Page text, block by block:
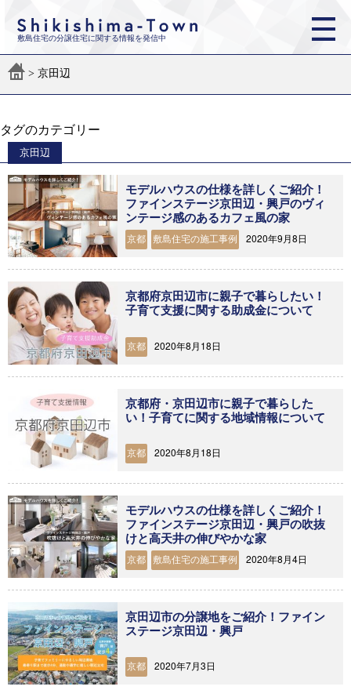
敷島住宅の分譲住宅に関する情報を発信中
> 京田辺
タグのカテゴリー
京田辺
モデルハウスの仕様を詳しくご紹介！
ファインステージ京田辺・興戸のヴィ
ンテージ感のあるカフェ風の家
京都 敷島住宅の施工事例 2020年9月8日
京都府京田辺市に親子で暮らしたい！
子育て支援に関する助成金について
京都 2020年8月18日
京都府・京田辺市に親子で暮らした
い！子育てに関する地域情報について
京都 2020年8月18日
モデルハウスの仕様を詳しくご紹介！
ファインステージ京田辺・興戸の吹抜
けと高天井の伸びやかな家
京都 敷島住宅の施工事例 2020年8月4日
京田辺市の分譲地をご紹介！ファイン
ステージ京田辺・興戸
京都 2020年7月3日